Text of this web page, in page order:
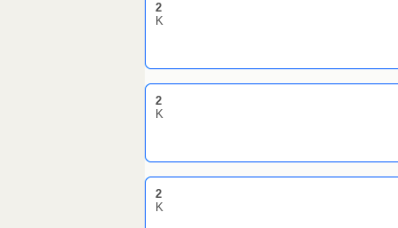
2
K
2
K
2
K